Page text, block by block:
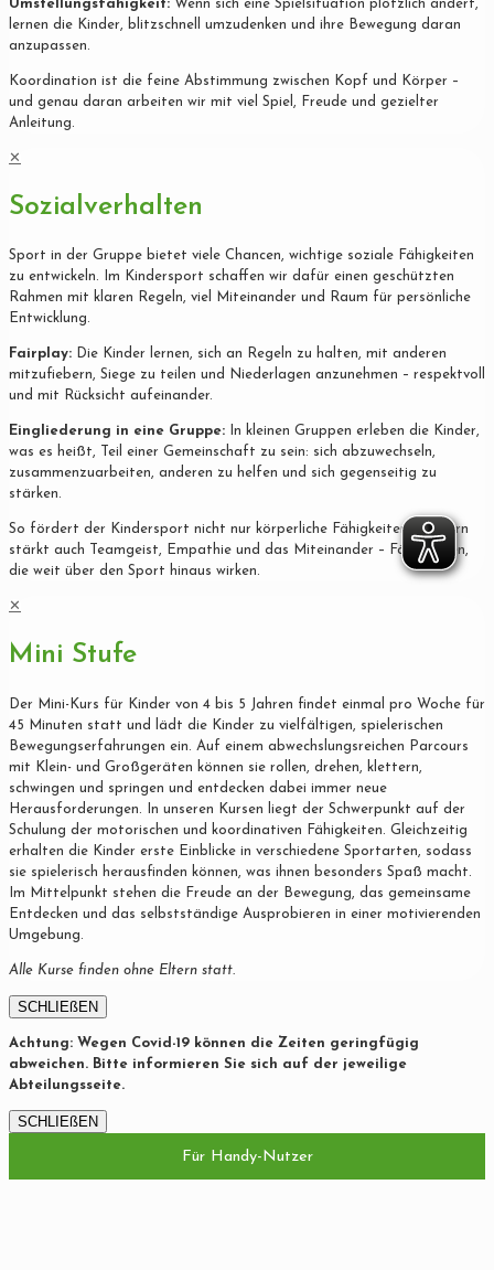
Umstellungsfähigkeit: Wenn sich eine Spielsituation plötzlich ändert,
lernen die Kinder, blitzschnell umzudenken und ihre Bewegung daran
anzupassen.
Koordination ist die feine Abstimmung zwischen Kopf und Körper –
und genau daran arbeiten wir mit viel Spiel, Freude und gezielter
Anleitung.
✕
Sozialverhalten
Sport in der Gruppe bietet viele Chancen, wichtige soziale Fähigkeiten
zu entwickeln. Im Kindersport schaffen wir dafür einen geschützten
Rahmen mit klaren Regeln, viel Miteinander und Raum für persönliche
Entwicklung.
Fairplay: Die Kinder lernen, sich an Regeln zu halten, mit anderen
mitzufiebern, Siege zu teilen und Niederlagen anzunehmen – respektvoll
und mit Rücksicht aufeinander.
Eingliederung in eine Gruppe: In kleinen Gruppen erleben die Kinder,
was es heißt, Teil einer Gemeinschaft zu sein: sich abzuwechseln,
zusammenzuarbeiten, anderen zu helfen und sich gegenseitig zu
stärken.
So fördert der Kindersport nicht nur körperliche Fähigkeiten, sondern
stärkt auch Teamgeist, Empathie und das Miteinander – Fähigkeiten,
die weit über den Sport hinaus wirken.
✕
Mini Stufe
Der Mini-Kurs für Kinder von 4 bis 5 Jahren findet einmal pro Woche für
45 Minuten statt und lädt die Kinder zu vielfältigen, spielerischen
Bewegungserfahrungen ein. Auf einem abwechslungsreichen Parcours
mit Klein- und Großgeräten können sie rollen, drehen, klettern,
schwingen und springen und entdecken dabei immer neue
Herausforderungen. In unseren Kursen liegt der Schwerpunkt auf der
Schulung der motorischen und koordinativen Fähigkeiten. Gleichzeitig
erhalten die Kinder erste Einblicke in verschiedene Sportarten, sodass
sie spielerisch herausfinden können, was ihnen besonders Spaß macht.
Im Mittelpunkt stehen die Freude an der Bewegung, das gemeinsame
Entdecken und das selbstständige Ausprobieren in einer motivierenden
Umgebung.
Alle Kurse finden ohne Eltern statt.
SCHLIEßEN
Achtung: Wegen Covid-19 können die Zeiten geringfügig
abweichen. Bitte informieren Sie sich auf der jeweilige
Abteilungsseite.
SCHLIEßEN
Für Handy-Nutzer